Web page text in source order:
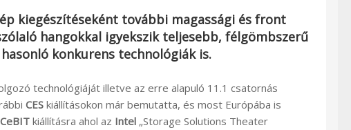
kiegészítéseként további magassági és front
hangokkal igyekszik teljesebb, félgömbszerű
konkurens technológiák is.
technológiáját illetve az erre alapuló 11.1 csatornás
CES kiállításokon már bemutatta, és most Európába is
CeBIT kiállításra ahol az Intel „Storage Solutions Theater